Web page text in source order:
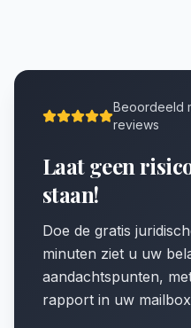
Beoordeeld
reviews
Laat geen
staan!
Doe de gratis
minuten ziet u uw
aandachtspunten,
rapport in uw